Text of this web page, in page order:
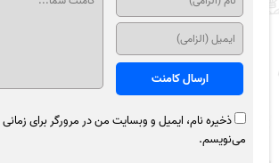
ذخیره نام، ایمیل و وبسایت من در مرورگر برای
می‌نویسم.